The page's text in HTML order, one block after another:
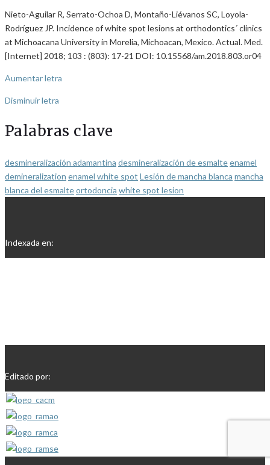
Nieto-Aguilar R, Serrato-Ochoa D, Montaño-Liévanos SC, Loyola-
Rodríguez JP. Incidence of white spot lesions at orthodontics´ clinics
at Michoacana University in Morelia, Michoacan, Mexico. Actual. Med.
[Internet] 2018; 103 : (803): 17-21 DOI: 10.15568/am.2018.803.or04
Aumentar letra
Disminuir letra
Palabras clave
desmineralización adamantina desmineralización de esmalteenamel
demineralization enamel white spot Lesión de mancha blanca mancha
blanca del esmalteortodoncia white spot lesion
Indexada en:
Editado por: